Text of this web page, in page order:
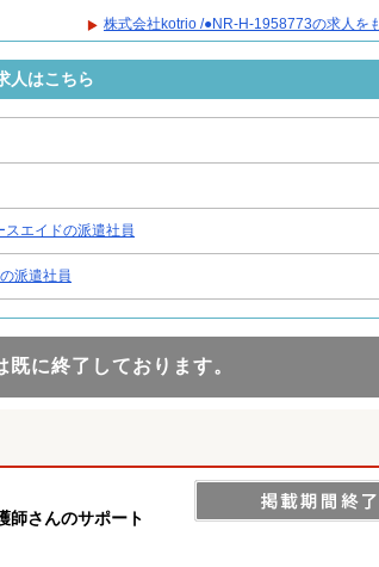
株式会社kotrio /●NR-H-1958773の求人を
人はこちら
スエイドの派遣社員
派遣社員
に終了しております。
さんのサポート